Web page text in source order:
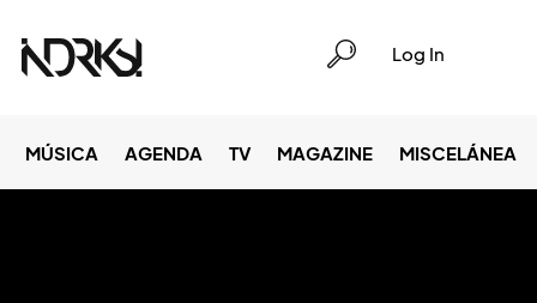
Log In
MÚSICA AGENDA TV MAGAZINE MISCELÁNEA